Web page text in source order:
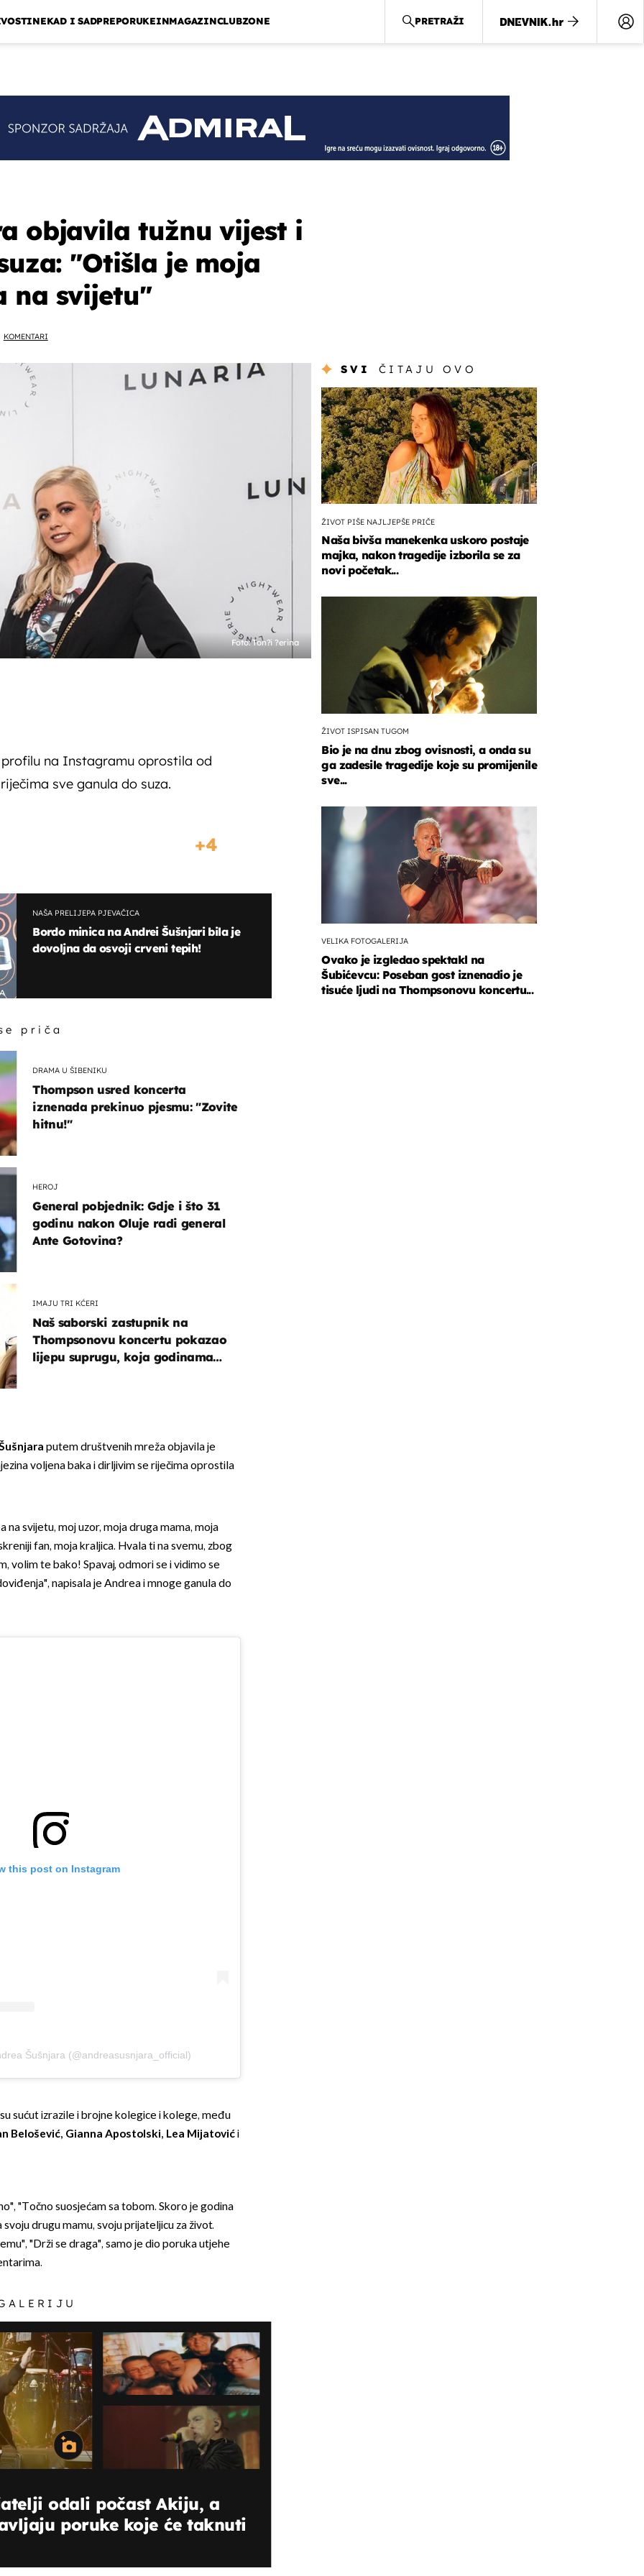
NEKAD I SADPREPORUKEINMAGAZINCLUBZONE PRETRAŽI
objavila tužnu vijest i
"Otišla je moja
na svijetu"
KOMENTARI
Foto: Ton?i ?erina
profilu na Instagramu oprostila od
sve ganula do suza.
4
NAŠA PRELIJEPA PJEVAČICA
Bordo minica na Andrei Šušnjari bila je
dovoljna da osvoji crveni tepih!
priča
DRAMA U ŠIBENIKU
Thompson usred koncerta
iznenada prekinuo pjesmu: "Zovite
hitnu!"
HEROJ
General pobjednik: Gdje i što 31
godinu nakon Oluje radi general
Ante Gotovina?
IMAJU TRI KĆERI
Naš saborski zastupnik na
Thompsonovu koncertu pokazao
lijepu suprugu, koja godinama
putem društvenih mreža objavila je
voljena baka i dirljivim se riječima oprostila
na svijetu, moj uzor, moja druga mama, moja
fan, moja kraljica. Hvala ti na svemu, zbog
volim te bako! Spavaj, odmori se i vidimo se
napisala je Andrea i mnoge ganula do
this post on Instagram
Šušnjara (@andreasusnjara_official)
sućut izrazile i brojne kolegice i kolege, među
Belošević, Gianna Apostolski, Lea Mijatovići
"Točno suosjećam sa tobom. Skoro je godina
svoju drugu mamu, svoju prijateljicu za život.
"Drži se draga", samo je dio poruka utjehe
odali počast Akiju, a
poruke koje će taknuti
SVI ČITAJU OVO
ŽIVOT PIŠE NAJLJEPŠE PRIČE
Naša bivša manekenka uskoro postaje
majka, nakon tragedije izborila se za
novi početak...
ŽIVOT ISPISAN TUGOM
Bio je na dnu zbog ovisnosti, a onda su
ga zadesile tragedije koje su promijenile
sve...
VELIKA FOTOGALERIJA
Ovako je izgledao spektakl na
Šubićevcu: Poseban gost iznenadio je
tisuće ljudi na Thompsonovu koncertu...